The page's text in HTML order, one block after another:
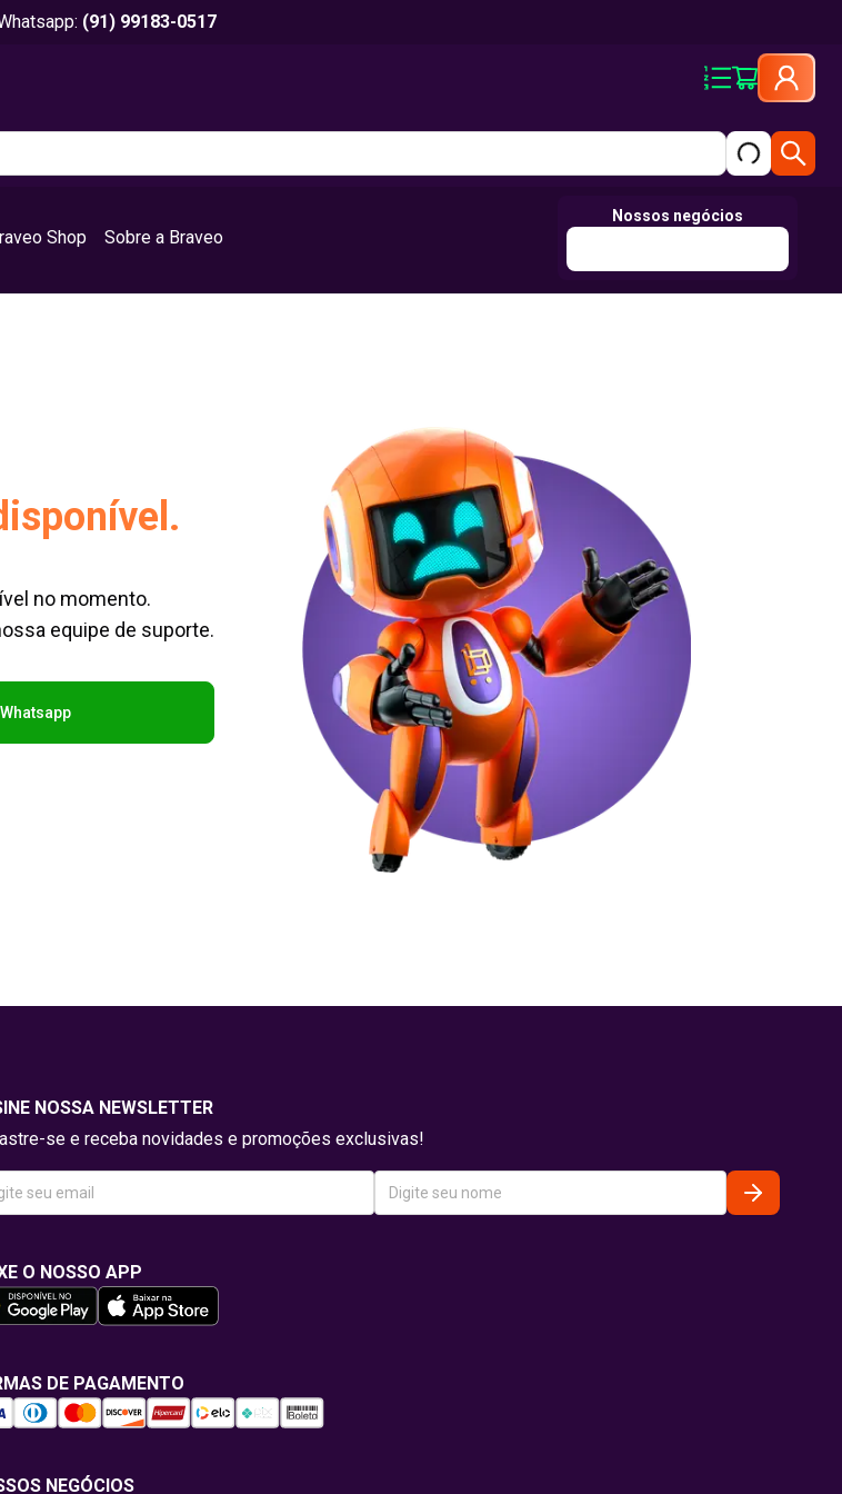
(91) 99183-0517
Shop Sobre a Braveo
Nossos negócios
no momento.
equipe de suporte.
Whatsapp
NOSSA NEWSLETTER
se e receba novidades e promoções exclusivas!
O NOSSO APP
DE PAGAMENTO
NEGÓCIOS